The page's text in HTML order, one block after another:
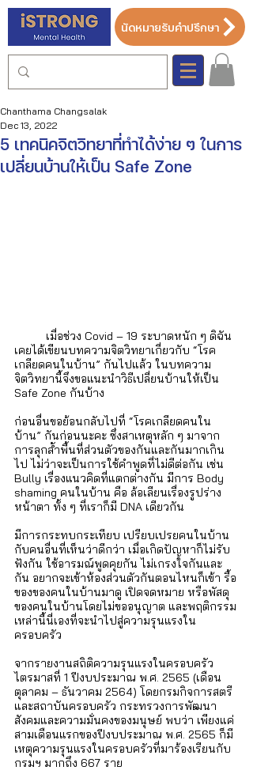
นัดหมายรับคำปรึกษา
5 เทคนิคจิตวิทยาที่ทำได้ง่าย ๆ ในการ
เปลี่ยนบ้านให้เป็น Safe Zone
Chanthama Changsalak
Dec 13, 2022
เคยได้เขียนบทความจิตวิทยาเกี่ยวกับ “โรค
เกลียดคนในบ้าน” กันไปแล้ว ในบทความ
จิตวิทยานี้จึงขอแนะนำวิธีเปลี่ยนบ้านให้เป็น
Safe Zone กันบ้าง
ก่อนอื่นขอย้อนกลับไปที่ “โรคเกลียดคนใน
บ้าน” กันก่อนนะคะ ซึ่งสาเหตุหลัก ๆ มาจาก
การลุกล้ำพื้นที่ส่วนตัวของกันและกันมากเกิน
ไป ไม่ว่าจะเป็นการใช้คำพูดที่ไม่ดีต่อกัน เช่น
Bully เรื่องแนวคิดที่แตกต่างกัน มีการ Body
shaming คนในบ้าน คือ ล้อเลียนเรื่องรูปร่าง
หน้าตา ทั้ง ๆ ที่เราก็มี DNA เดียวกัน
มีการกระทบกระเทียบ เปรียบเปรยคนในบ้าน
กับคนอื่นที่เห็นว่าดีกว่า เมื่อเกิดปัญหาก็ไม่รับ
ฟังกัน ใช้อารมณ์พูดคุยกัน ไม่เกรงใจกันและ
กัน อยากจะเข้าห้องส่วนตัวกันตอนไหนก็เข้า รื้อ
ของของคนในบ้านมาดู เปิดจดหมาย หรือพัสดุ
ของคนในบ้านโดยไม่ขออนุญาต และพฤติกรรม
เหล่านี้นี่เองที่จะนำไปสู่ความรุนแรงใน
ครอบครัว
จากรายงานสถิติความรุนแรงในครอบครัว
ไตรมาสที่ 1 ปีงบประมาณ พ.ศ. 2565 (เดือน
ตุลาคม – ธันวาคม 2564) โดยกรมกิจการสตรี
และสถาบันครอบครัว กระทรวงการพัฒนา
สังคมและความมั่นคงของมนุษย์ พบว่า เพียงแค่
สามเดือนแรกของปีงบประมาณ พ.ศ. 2565 ก็มี
เหตุความรุนแรงในครอบครัวที่มาร้องเรียนกับ
กรมฯ มากถึง 667 ราย